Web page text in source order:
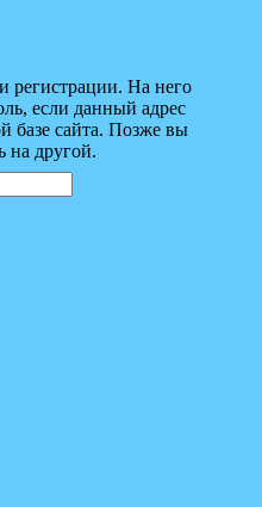
регистрации. На него
если данный адрес
базе сайта. Позже вы
на другой.